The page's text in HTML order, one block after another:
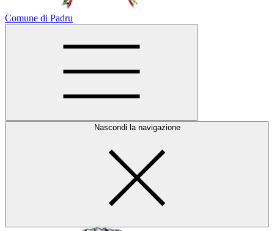
Comune di Padru
Nascondi la navigazione